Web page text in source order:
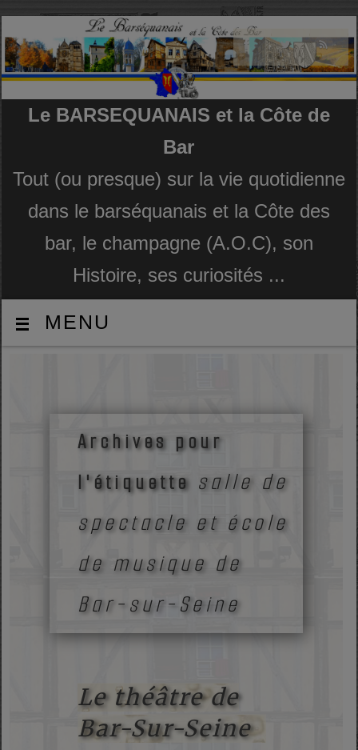
Le BARSEQUANAIS et la Côte de
Bar
Tout (ou presque) sur la vie quotidienne
dans le barséquanais et la Côte des
bar, le champagne (A.O.C), son
Histoire, ses curiosités ...
MENU
Archives pour
l'étiquette salle de
spectacle et école
de musique de
Bar-sur-Seine
Le théâtre de
Bar-Sur-Seine